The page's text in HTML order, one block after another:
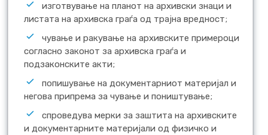
изготвување на планот на архивски знаци и
листата на архивска граѓа од трајна вредност;
чување и ракување на архивските примероци
согласно законот за архивска граѓа и
подзаконските акти;
попишување на документарниот материјал и
негова припрема за чување и поништување;
спроведува мерки за заштита на архивските
и документарните материјали од физичко и